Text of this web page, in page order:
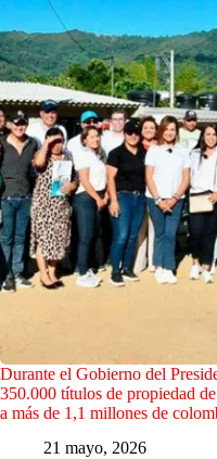
Durante el Gobierno del
350.000 títulos de propiedad
a más de 1,1 millones de
21 mayo, 2026